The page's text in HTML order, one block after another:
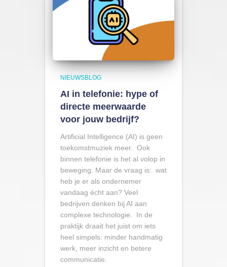
NIEUWSBLOG
AI in telefonie: hype of
directe meerwaarde
voor jouw bedrijf?
Artificial Intelligence (AI) is geen
toekomstmuziek meer. Ook
binnen telefonie is het al volop in
beweging. Maar de vraag is: wat
heb je er als ondernemer
vandaag écht aan? Veel
bedrijven denken bij AI aan
complexe technologie. In de
praktijk draait het juist om iets
heel simpels: minder handmatig
werk, meer inzicht en betere
communicatie.